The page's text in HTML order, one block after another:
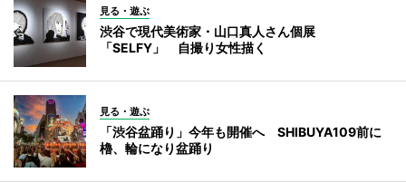
見る・遊ぶ
渋谷で現代美術家・山口真人さん個展
「SELFY」 自撮り女性描く
見る・遊ぶ
「渋谷盆踊り」今年も開催へ SHIBUYA109前に
櫓、輪になり盆踊り